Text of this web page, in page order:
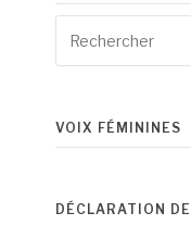
pour
:
VOIX FÉMININES
DÉCLARATION